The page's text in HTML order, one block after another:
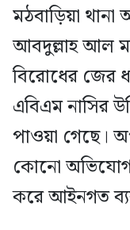
মঠবাড়িয়া
আবদুল্লাহ আল
বিরোধের জের
এবিএম নাসির
পাওয়া গেছে।
কোনো অভিযোগ
করে আইনগত